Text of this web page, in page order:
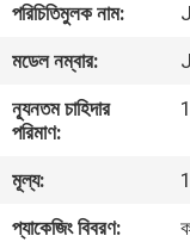
আমাদের
সম্পর্কে
কারখানা
ভ্রমণ
পরিচিতিমুলক নাম:
মডেল নম্বার:
ন্যূনতম চাহিদার
পরিমাণ:
মূল্য:
প্যাকেজিং বিবরণ: